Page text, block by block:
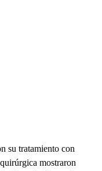
su tratamiento con
mostraron